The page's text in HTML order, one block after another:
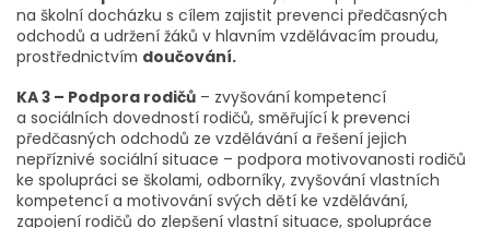
na školní docházku s cílem zajistit prevenci předčasných
odchodů a udržení žáků v hlavním vzdělávacím proudu,
prostřednictvím doučování.
KA 3 – Podpora rodičů – zvyšování kompetencí
a sociálních dovedností rodičů, směřující k prevenci
předčasných odchodů ze vzdělávání a řešení jejich
nepříznivé sociální situace – podpora motivovanosti rodičů
ke spolupráci se školami, odborníky, zvyšování vlastních
kompetencí a motivování svých dětí ke vzdělávání,
zapojení rodičů do zlepšení vlastní situace, spolupráce